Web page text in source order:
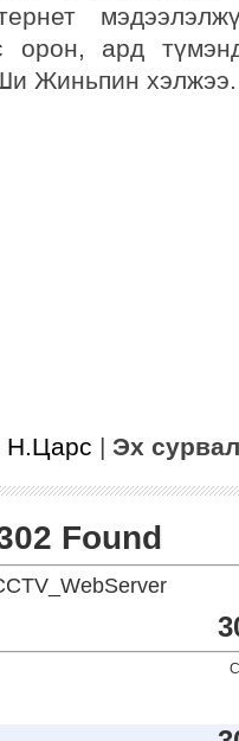
орон, ард
Жиньпин хэлжээ.
Н.Царс | Эх
Found